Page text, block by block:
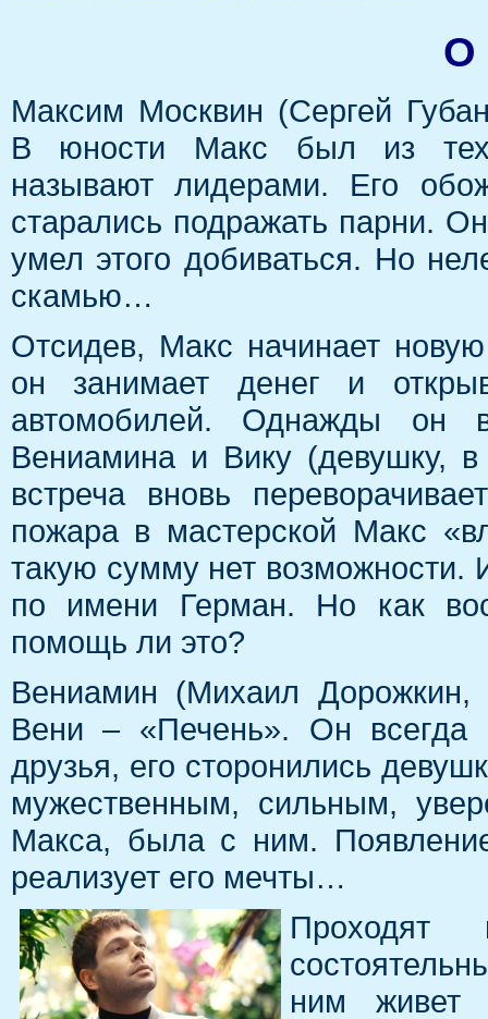
О
Максим Москвин (Сергей
В юности Макс был из тех
называют лидерами. Его
старались подражать парни.
умел этого добиваться. Но
скамью…
Отсидев, Макс начинает
он занимает денег и
автомобилей. Однажды он
Вениамина и Вику (девушку,
встреча вновь
пожара в мастерской Макс
такую сумму нет возможности.
по имени Герман. Но как
помощь ли это?
Вениамин (Михаил Дорожкин,
Вени – «Печень». Он
друзья, его сторонились
мужественным, сильным,
Макса, была с ним.
реализует его мечты…
Проходят
ним